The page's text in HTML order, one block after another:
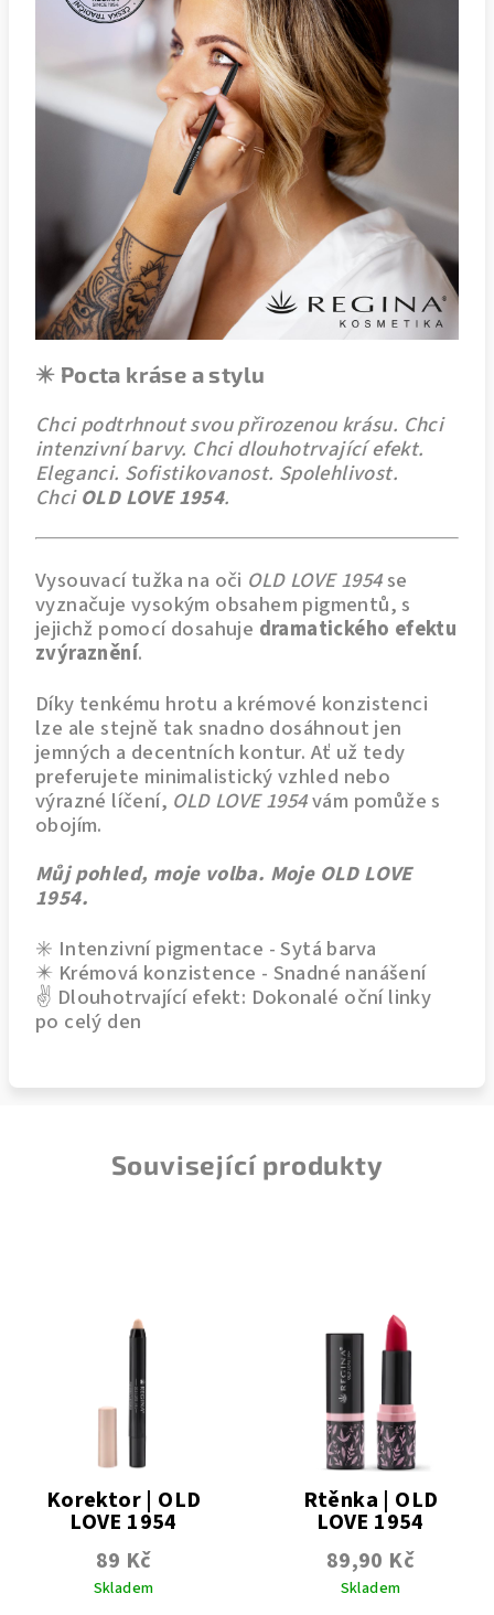
✴️ Pocta kráse a stylu
Chci podtrhnout svou přirozenou krásu. Chci
intenzivní barvy. Chci dlouhotrvající efekt.
Eleganci. Sofistikovanost. Spolehlivost.
ChciOLD LOVE 1954.
Vysouvací tužka na oči OLD LOVE 1954se
vyznačuje vysokým obsahem pigmentů, s
jejichž pomocí dosahuje dramatického efektu
zvýraznění.
Díky tenkému hrotu a krémové konzistenci
lze ale stejně tak snadno dosáhnout jen
jemných a decentních kontur. Ať už tedy
preferujete minimalistický vzhled nebo
výrazné líčení, OLD LOVE 1954vám pomůže s
obojím.
Můj pohled, moje volba. Moje OLD LOVE
1954.
✳️ Intenzivní pigmentace - Sytá barva
✴️ Krémová konzistence - Snadné nanášení
✌️ Dlouhotrvající efekt: Dokonalé oční linky
po celý den
Související produkty
Korektor | OLD
LOVE 1954
89 Kč
Skladem
Rtěnka | OLD
LOVE 1954
89,90 Kč
Skladem